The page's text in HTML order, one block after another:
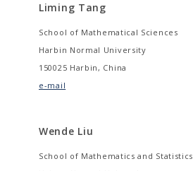
Liming Tang
School of Mathematical Sciences
Harbin Normal University
150025 Harbin, China
e-mail
Wende Liu
School of Mathematics and Statistics